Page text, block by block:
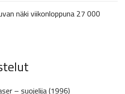
näki viikonloppuna 27 000
– suojelija (1996)